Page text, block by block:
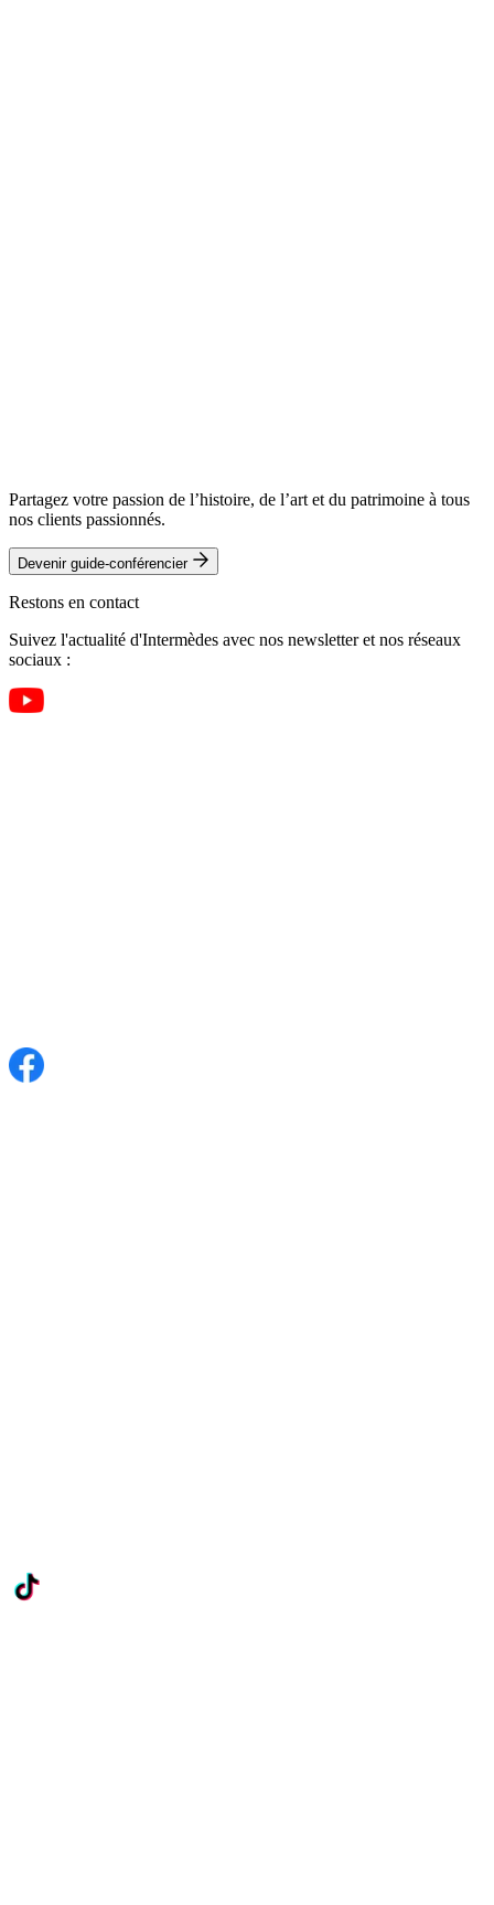
Partagez votre passion de l’histoire, de l’art et du patrimoine à tous
nos clients passionnés.
Devenir guide-conférencier
Restons en contact
Suivez l'actualité d'Intermèdes avec nos newsletter et nos réseaux
sociaux :